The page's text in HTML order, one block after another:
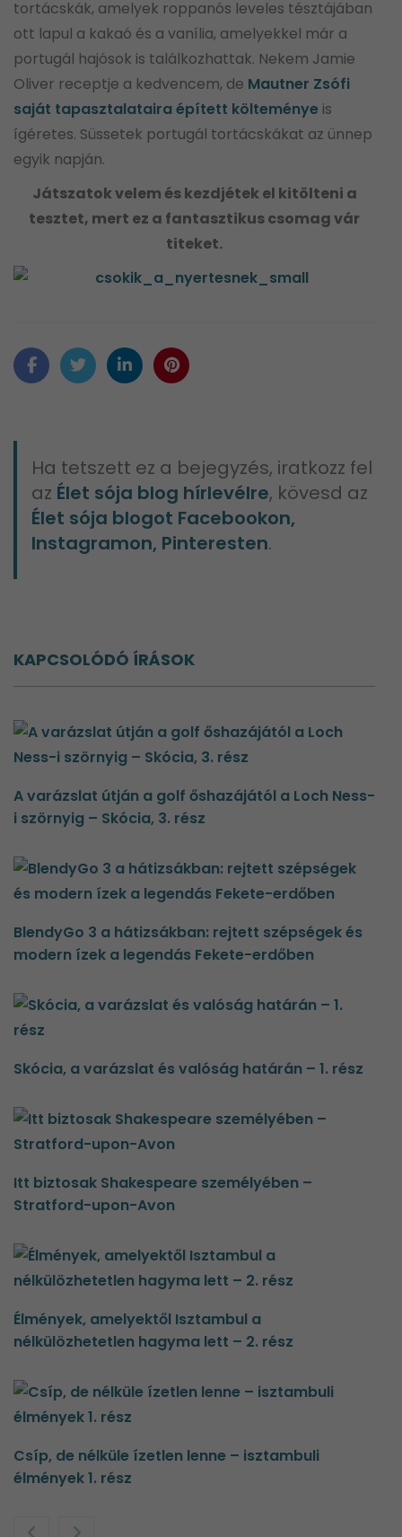
tortácskák, amelyek roppanós leveles tésztájában
ott lapul a kakaó és a vanília, amelyekkel már a
portugál hajósok is találkozhattak. Nekem Jamie
Oliver receptje a kedvencem, de Mautner Zsófi
saját tapasztalataira épített költeménye is
ígéretes. Süssetek portugál tortácskákat az ünnep
egyik napján.
Játszatok velem és kezdjétek el kitölteni a
tesztet, mert ez a fantasztikus csomag vár
titeket.
Ha tetszett ez a bejegyzés, iratkozz fel
az Élet sója blog hírlevélre, kövesd az
Élet sója blogot Facebookon,
Instagramon, Pinteresten.
KAPCSOLÓDÓ ÍRÁSOK
A varázslat útján a golf őshazájától a Loch Ness-
i szörnyig – Skócia, 3. rész
BlendyGo 3 a hátizsákban: rejtett szépségek és
modern ízek a legendás Fekete-erdőben
Skócia, a varázslat és valóság határán – 1. rész
Itt biztosak Shakespeare személyében –
Stratford-upon-Avon
Élmények, amelyektől Isztambul a
nélkülözhetetlen hagyma lett – 2. rész
Csíp, de nélküle ízetlen lenne – isztambuli
élmények 1. rész